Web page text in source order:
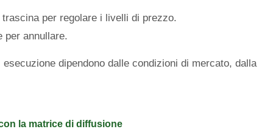
per regolare i livelli di prezzo.
per annullare.
dipendono dalle condizioni di mercato, dalla
la matrice di diffusione